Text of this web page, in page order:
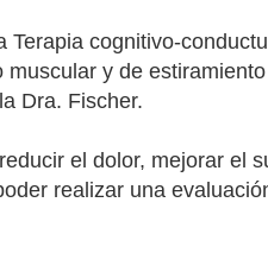
cognitivo-
y de
Dra. Fischer.
el dolor, mejorar el
realizar una